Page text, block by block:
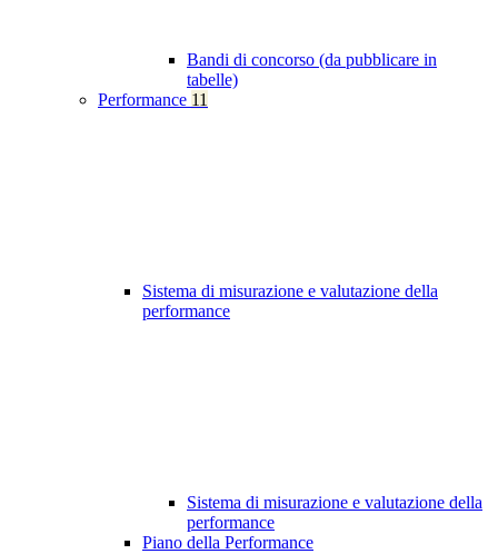
Bandi di concorso (da pubblicare in
tabelle)
Performance 11
Sistema di misurazione e valutazione della
performance
Sistema di misurazione e valutazione della
performance
Piano della Performance